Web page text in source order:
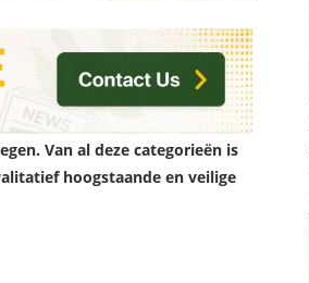
Van al deze categorieën is
hoogstaande en veilige